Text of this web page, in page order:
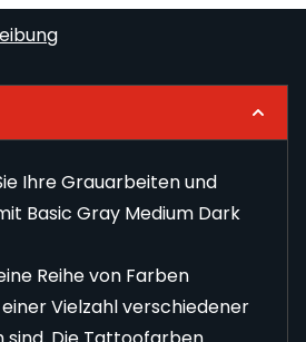
Ihre Grauarbeiten und
Basic Gray Medium Dark
Reihe von Farben
Vielzahl verschiedener